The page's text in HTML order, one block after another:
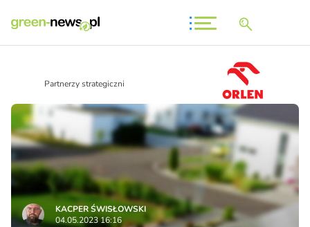
Partnerzy strategiczni
KACPER ŚWISŁO­WSKI
04.05.2023 16:16